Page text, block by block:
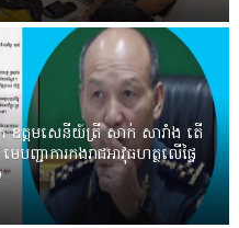
ឧត្តមសេនីយ៍ត្រី សាក់ សារាំង តើ
ជាការកងរាជអាវុធហត្ថលើផ្ទៃ